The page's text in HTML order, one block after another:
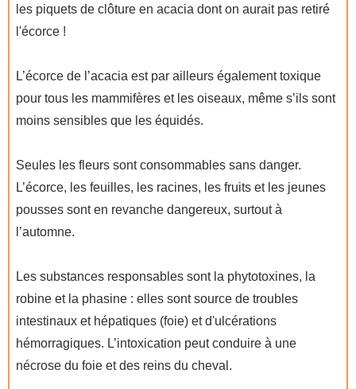
les piquets de clôture en acacia dont on aurait pas retiré
l'écorce !
L’écorce de l’acacia est par ailleurs également toxique
pour tous les mammifères et les oiseaux, même s’ils sont
moins sensibles que les équidés.
Seules les fleurs sont consommables sans danger.
L’écorce, les feuilles, les racines, les fruits et les jeunes
pousses sont en revanche dangereux, surtout à
l’automne.
Les substances responsables sont la phytotoxines, la
robine et la phasine : elles sont source de troubles
intestinaux et hépatiques (foie) et d'ulcérations
hémorragiques. L’intoxication peut conduire à une
nécrose du foie et des reins du cheval.